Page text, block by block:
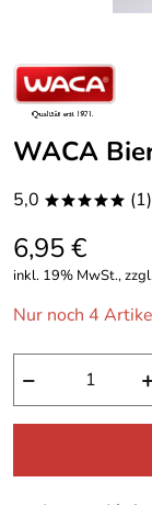
WACA
5,0 ***** (1)
6,95 €
inkl. 19% MwSt.,
Nur noch 4
−